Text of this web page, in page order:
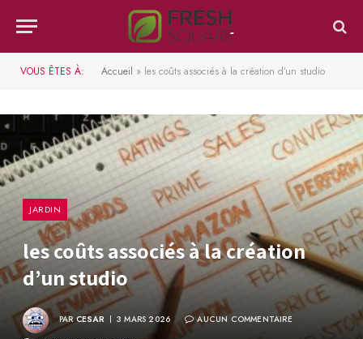
VOUS ÊTES À: Accueil » les coûts associés à la création d’un studio
JARDIN
les coûts associés à la création
d’un studio
PAR CESAR 3 MARS 2026
AUCUN COMMENTAIRE